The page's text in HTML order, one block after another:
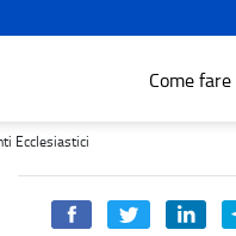
Come
- Turismo e cultura
Ecclesiastici